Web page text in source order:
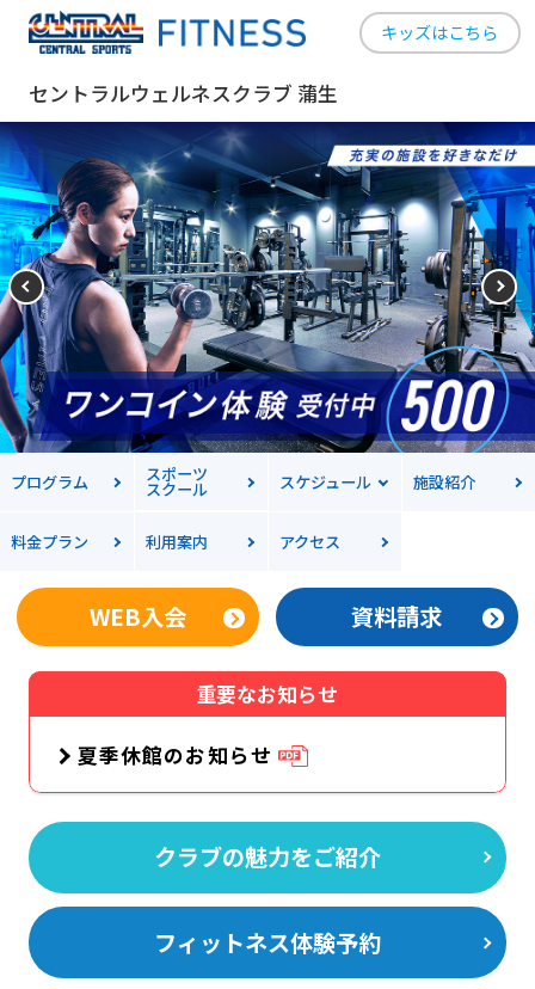
キッズはこちら
セントラルウェルネスクラブ 蒲生
プログラム スポーツ
スクール スケジュール 施設紹介
料金プラン 利用案内 アクセス
WEB入会 資料請求
重要なお知らせ
夏季休館のお知らせ
クラブの魅力をご紹介
フィットネス体験予約